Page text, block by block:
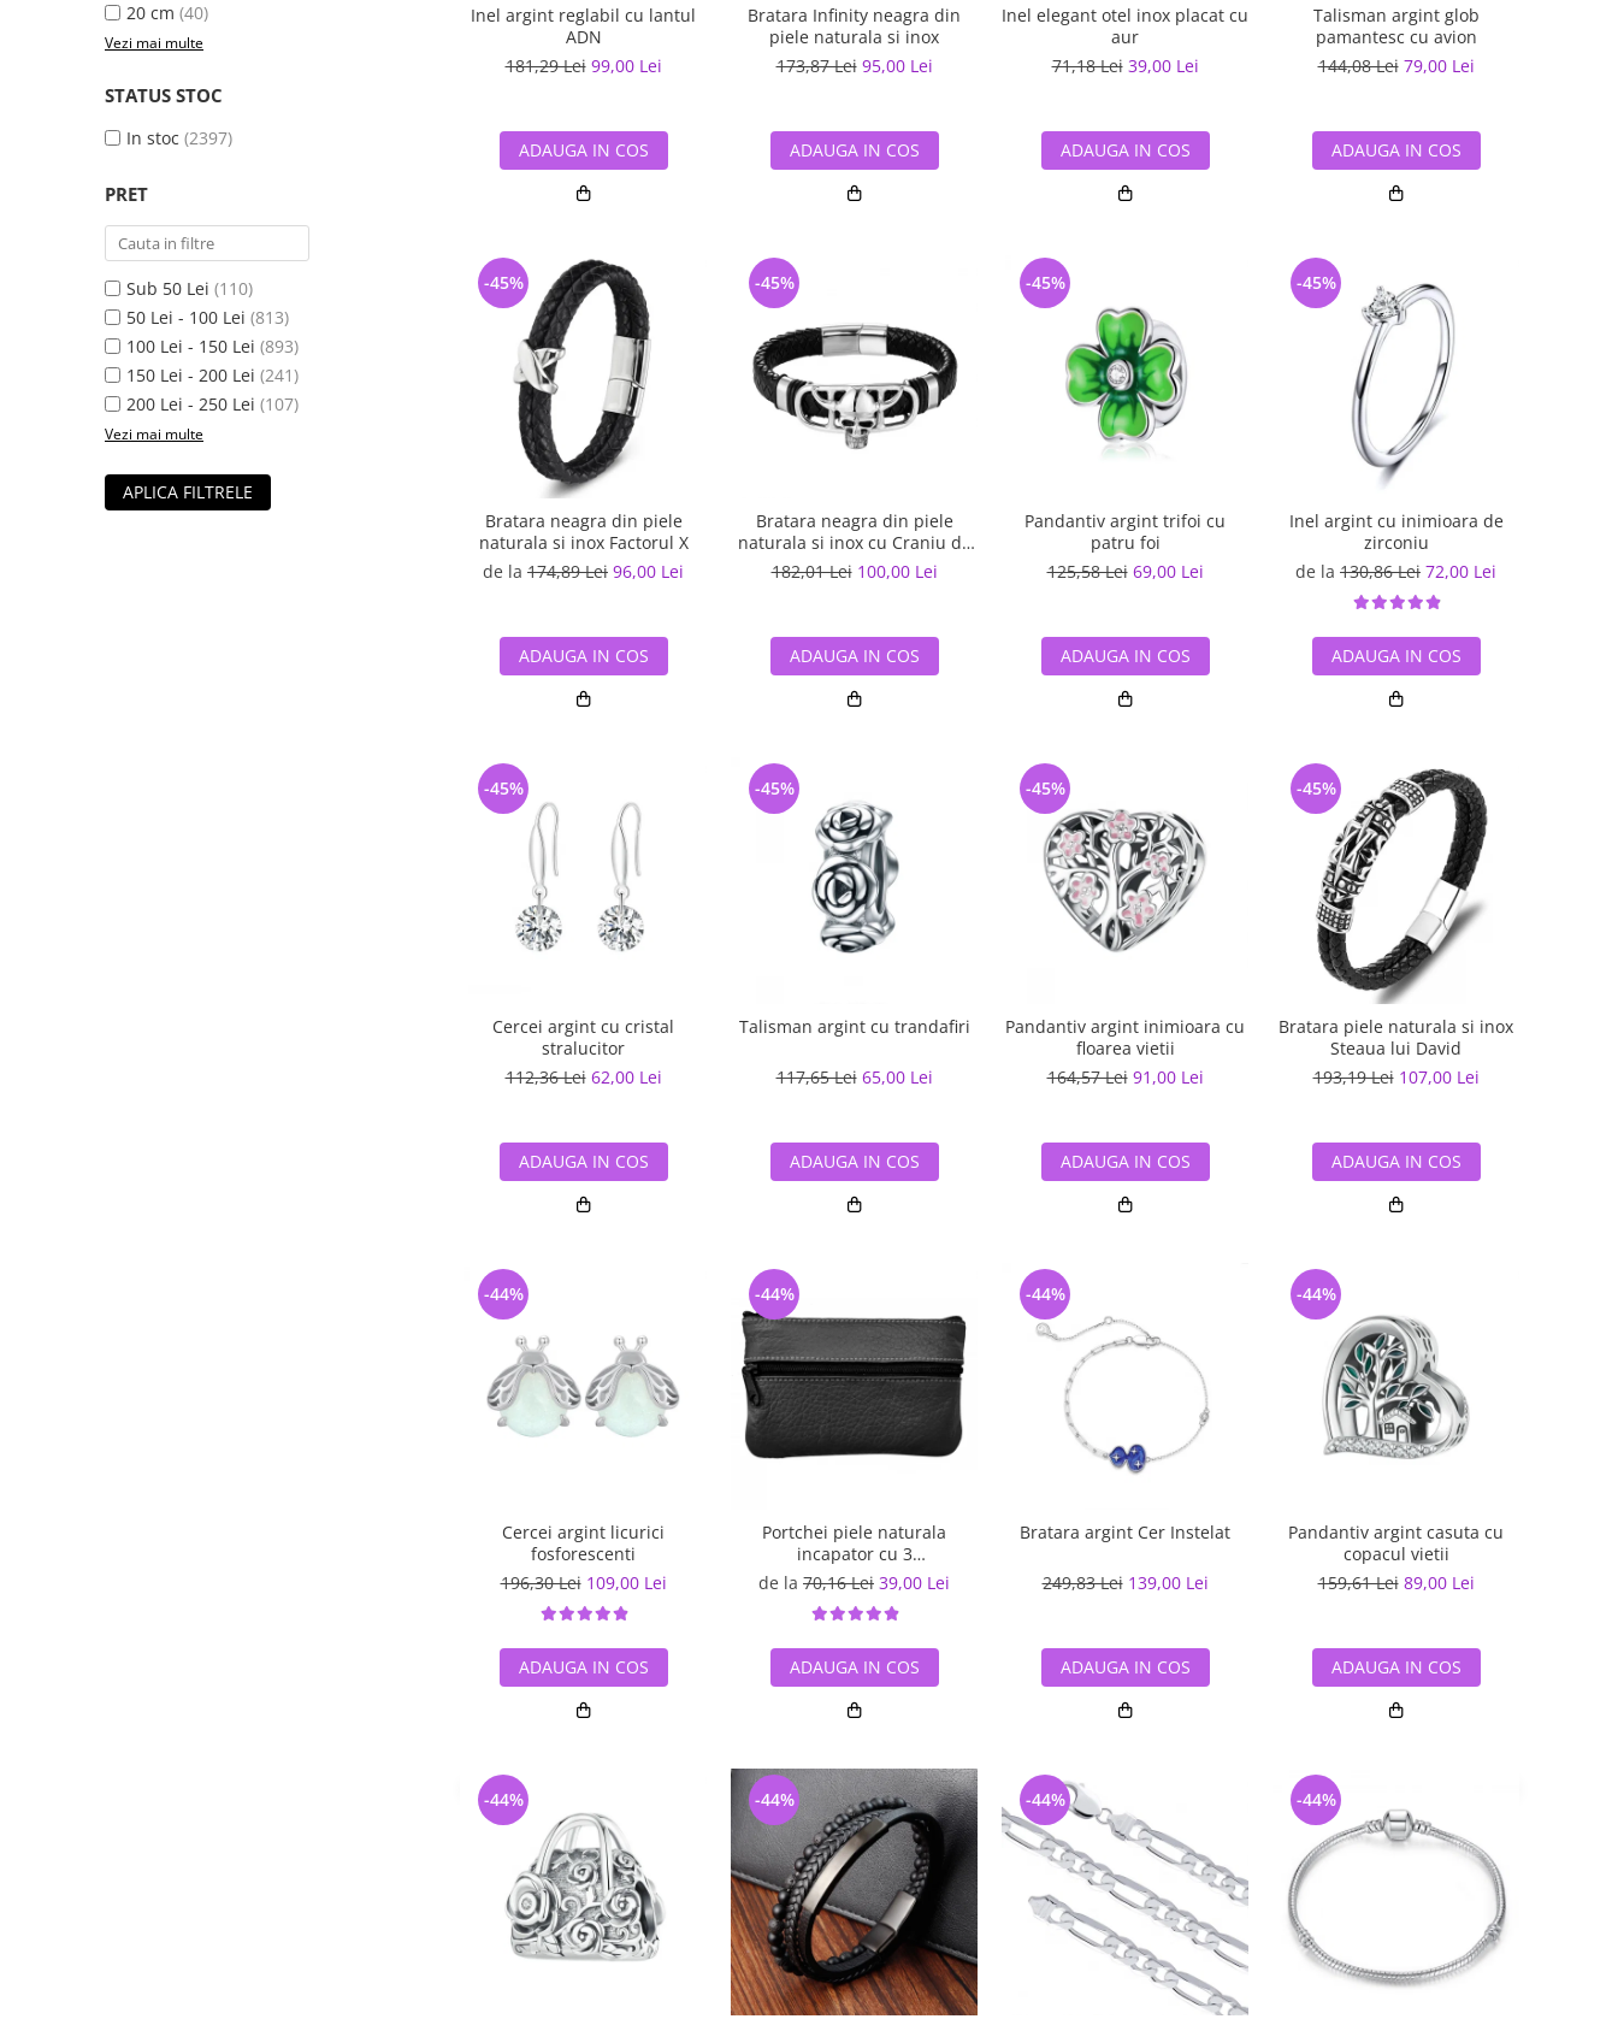
20 cm (40)
Vezi mai multe
STATUS STOC
In stoc (2397)
PRET
Sub 50 Lei (110)
50 Lei - 100 Lei (813)
100 Lei - 150 Lei (893)
150 Lei - 200 Lei (241)
200 Lei - 250 Lei (107)
Vezi mai multe
APLICA FILTRELE
Inel argint reglabil cu lantul
ADN
181,29 Lei 99,00 Lei
ADAUGA IN COS
Bratara Infinity neagra din
piele naturala si inox
173,87 Lei 95,00 Lei
ADAUGA IN COS
Inel elegant otel inox placat cu
aur
71,18 Lei 39,00 Lei
ADAUGA IN COS
Talisman argint glob
pamantesc cu avion
144,08 Lei 79,00 Lei
ADAUGA IN COS
Bratara neagra din piele
naturala si inox Factorul X
de la 174,89 Lei 96,00 Lei
-45%
ADAUGA IN COS
Bratara neagra din piele
naturala si inox cu Craniu de
Viking
182,01 Lei 100,00 Lei
-45%
ADAUGA IN COS
Pandantiv argint trifoi cu
patru foi
125,58 Lei 69,00 Lei
-45%
ADAUGA IN COS
Inel argint cu inimioara de
zirconiu
de la 130,86 Lei 72,00 Lei
-45%
ADAUGA IN COS
Cercei argint cu cristal
stralucitor
112,36 Lei 62,00 Lei
-45%
ADAUGA IN COS
Talisman argint cu trandafiri
117,65 Lei 65,00 Lei
-45%
ADAUGA IN COS
Pandantiv argint inimioara cu
floarea vietii
164,57 Lei 91,00 Lei
-45%
ADAUGA IN COS
Bratara piele naturala si inox
Steaua lui David
193,19 Lei 107,00 Lei
-45%
ADAUGA IN COS
Cercei argint licurici
fosforescenti
196,30 Lei 109,00 Lei
-44%
ADAUGA IN COS
Portchei piele naturala
incapator cu 3
compartimente, PCH360
de la 70,16 Lei 39,00 Lei
-44%
ADAUGA IN COS
Bratara argint Cer Instelat
249,83 Lei 139,00 Lei
-44%
ADAUGA IN COS
Pandantiv argint casuta cu
copacul vietii
159,61 Lei 89,00 Lei
-44%
ADAUGA IN COS
-44% -44% -44% -44%